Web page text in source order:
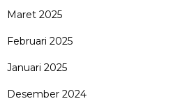
Maret 2025
Februari 2025
Januari 2025
Desember 2024